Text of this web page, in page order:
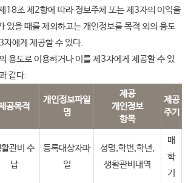
제18조 제2항에 따라 정보주체 또는 제3자의 이익을
있을 때를 제외하고는 개인정보를 목적 외의 용도
자에게 제공할 수 있다.
용도로 이용하거나 이를 제3자에게 제공할 수 있
같다.
공목적
개인정보파일
명
제공
개인정보
항목
제공
주기
관비 수
납
등록대상자파
일
성명,학번,학년,
생활관비내역
매
학
기